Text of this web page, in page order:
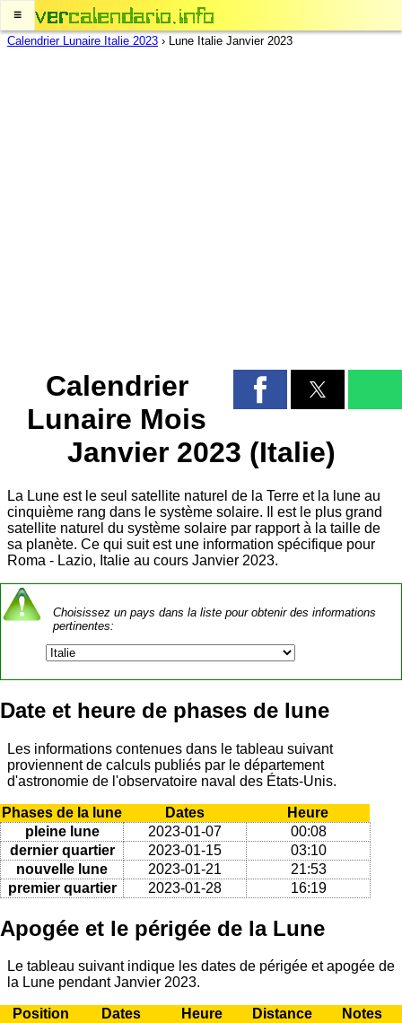
≡
Calendrier Lunaire Italie 2023 › Lune Italie Janvier 2023
Calendrier
Lunaire Mois
Janvier 2023 (Italie)
La Lune est le seul satellite naturel de la Terre et la lune au
cinquième rang dans le système solaire. Il est le plus grand
satellite naturel du système solaire par rapport à la taille de
sa planète. Ce qui suit est une information spécifique pour
Roma - Lazio, Italie au cours Janvier 2023.
Choisissez un pays dans la liste pour obtenir des informations
pertinentes:
Date et heure de phases de lune
Les informations contenues dans le tableau suivant
proviennent de calculs publiés par le département
d'astronomie de l'observatoire naval des États-Unis.
Phases de la lune Dates
Heure
pleine lune
2023-01-07
00:08
dernier quartier
2023-01-15
03:10
nouvelle lune
2023-01-21
21:53
premier quartier
2023-01-28 16:19
Apogée et le périgée de la Lune
Le tableau suivant indique les dates de périgée et apogée de
la Lune pendant Janvier 2023.
Position Dates Heure Distance
Notes